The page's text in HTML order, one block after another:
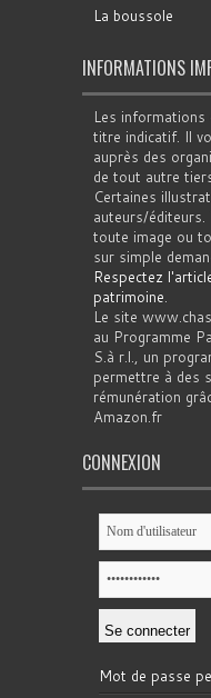
La boussole
INFORMATIONS
Les informations
titre indicatif. Il
auprès des
de tout autre
Certaines
auteurs/
toute image ou
sur simple
Respectez
patrimoine.
Le site
au Programme
S.à r.l., un
permettre à des
rémunération
Amazon.fr
CONNEXION
Mot de passe